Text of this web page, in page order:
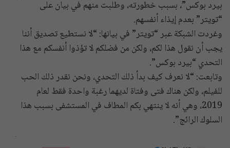
بيرد بوكس”، بسبب خطورته، وطلبت منهم في بيان على
“تويتر” بعدم إيذاء أنفسهم.
وغردت الشبكة عبر “تويتر” في بيانها: “لا نستطيع تصديق أننا
يجب أن نقول هذا لكم، ولكن من فضلكم لا تؤذوا أنفسكم مع هذا
التحدي “بيرد بوكس”.
وتابعت: “لا نعرف كيف بدأ ذلك التحدي، ونحن نقدر ذلك الحب
للفيلم، ولكن هناك فتى وفتاة لديهما رغبة واحدة فقط لعام
2019، وهي أنه لا ينتهي بكم المطاف في المستشفى بسبب هذا
السلوك الرائج”.